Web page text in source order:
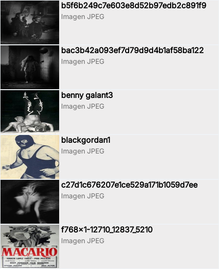
b5f6b249c7e603e8d52b97edb2c891f9
Imagen JPEG
bac3b42a093ef7d79d9d4b1af58ba122
Imagen JPEG
benny galant3
Imagen JPEG
blackgordan1
Imagen JPEG
c27d1c676207e1ce529a171b1059d7ee
Imagen JPEG
f768x1-12710_12837_5210
Imagen JPEG